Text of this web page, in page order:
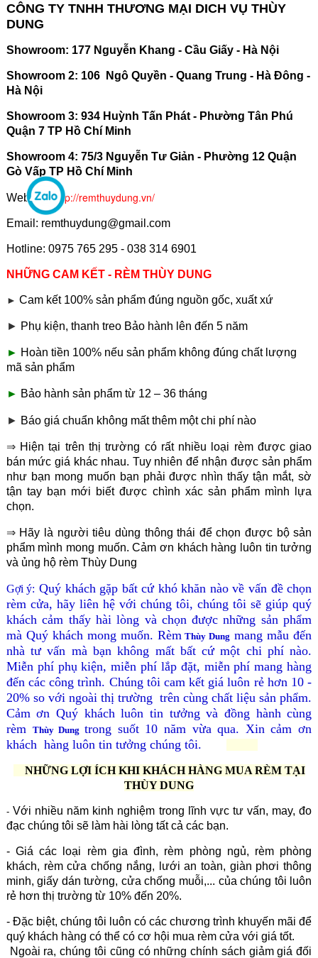
CÔNG TY TNHH THƯƠNG MẠI DICH VỤ THÙY
DUNG
Showroom: 177 Nguyễn Khang - Cầu Giấy - Hà Nội
Showroom 2: 106 Ngô Quyền - Quang Trung - Hà Đông -
Hà Nội
Showroom 3: 934 Huỳnh Tấn Phát - Phường Tân Phú
Quận 7 TP Hồ Chí Minh
Showroom 4: 75/3 Nguyễn Tư Giản - Phường 12 Quận
Gò Vấp TP Hồ Chí Minh
Website:http://remthuydung.vn/
Email: remthuydung@gmail.com
Hotline: 0975 765 295 - 038 314 6901
NHỮNG CAM KẾT - RÈM THÙY DUNG
► Cam kết 100% sản phẩm đúng nguồn gốc, xuất xứ
► Phụ kiện, thanh treo Bảo hành lên đến 5 năm
► Hoàn tiền 100% nếu sản phẩm không đúng chất lượng
mã sản phẩm
► Bảo hành sản phẩm từ 12 – 36 tháng
► Báo giá chuẩn không mất thêm một chi phí nào
⇒Hiện tại trên thị trường có rất nhiều loại rèm được giao
bán mức giá khác nhau. Tuy nhiên để nhận được sản phẩm
như bạn mong muốn bạn phải được nhìn thấy tận mắt, sờ
tận tay bạn mới biết được chình xác sản phẩm mình lựa
chọn.
⇒Hãy là người tiêu dùng thông thái để chọn được bộ sản
phẩm mình mong muốn. Cảm ơn khách hàng luôn tin tưởng
và ủng hộ rèm Thùy Dung
Gợi ý: Quý khách gặp bất cứ khó khăn nào về vấn đề chọn
rèm cửa, hãy liên hệ với chúng tôi, chúng tôi sẽ giúp quý
khách cảm thấy hài lòng và chọn được những sản phẩm
mà Quý khách mong muốn. Rèm Thùy Dung mang mẫu đến
nhà tư vấn mà bạn không mất bất cứ một chi phí nào.
Miễn phí phụ kiện, miễn phí lắp đặt, miễn phí mang hàng
đến các công trình. Chúng tôi cam kết giá luôn rẻ hơn 10 -
20% so với ngoài thị trường trên cùng chất liệu sản phẩm.
Cảm ơn Quý khách luôn tin tưởng và đồng hành cùng
rèm
Thùy Dung trong suốt 10 năm vừa qua. Xin cảm ơn
khách hàng luôn tin tưởng chúng tôi.
NHỮNG LỢI ÍCH KHI KHÁCH HÀNG MUA RÈM TẠI
THÙY DUNG
- Với nhiều năm kinh nghiệm trong lĩnh vực tư vấn, may, đo
đạc chúng tôi sẽ làm hài lòng tất cả các bạn.
- Giá các loại rèm gia đình, rèm phòng ngủ, rèm phòng
khách, rèm cửa chống nắng, lưới an toàn, giàn phơi thông
minh, giấy dán tường, cửa chống muỗi,... của chúng tôi luôn
rẻ hơn thị trường từ 10% đến 20%.
- Đặc biệt, chúng tôi luôn có các chương trình khuyến mãi để
quý khách hàng có thể có cơ hội mua rèm cửa với giá tốt.
Ngoài ra, chúng tôi cũng có những chính sách giảm giá đối